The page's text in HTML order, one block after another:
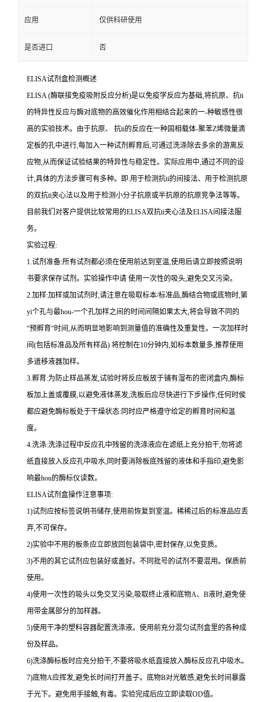
应用 仅供科研使用
是否进口 否
ELISA试剂盒检测概述
ELISA (酶联接免疫吸附反应分析)是以免疫学反应为基础,将抗原、 抗ti
的特异性反应与酶对底物的高效催化作用相结合起来的一-种敏感性很
高的实验技术。由于抗原、 抗ti的反应在一种固相载体-聚苯Z烯微量滴
定板的孔中进行,每加入一种试剂孵育后,可通过洗涤除去多余的游离反
应物,从而保证试验结果的特异性与稳定性。实际应用中,通过不同的设
计,具体的方法步骤可有多种。即:用于检测抗ti的间接法、用于检测抗原
的双抗ti夹心法以及用于检测小分子抗原或半抗原的抗原竞争法等等。
目前我们对客户提供比较常用的ELISA双抗ti夹心法及ELISA间接法服
务。
实验过程:
1.试剂准备:所有试剂都必须在使用前达到室温,使用后请立即按照说明
书要求保存试剂。实验操作中请 使用一次性的吸头,避免交叉污染。
2.加样:加样或加试剂时,请注意在吸取标本/标准品,酶结合物或底物时,第
yi个孔与最hou-一个孔加样之间的时间间隔如果太大,将会导致不同的
“预孵育“时间 ,从而明显地影响到测量值的准确性及重复性。 一次加样时
间 (包括标准品及所有样品) 将控制在10分钟内,如标本数量多,推荐使用
多道移液器加样。
3.孵育:为防止样品蒸发,试验时将反应板放于铺有湿布的密闭盒内,酶标
板加上盖或覆膜,以避免液体蒸发;洗板后应尽快进行下步操作,任何时侯
都应避免酶标板处于干燥状态: 同时应严格遵守给定的孵育时间和温
度。
4.洗涤:洗涤过程中反应孔中残留的洗涤液应在滤纸上充分拍干,勿将滤
纸直接放入反应孔中吸水,同时要消除板底残留的液体和手指印,避免影
响最hou的酶标仪读数。
ELISA试剂盒操作注意事项:
1)试剂应按标签说明书储存,使用前恢复到室温。稀稀过后的标准品应丢
弃,不可保存。
2)实验中不用的板条应立即放回包装袋中,密封保存,以免变质。
3)不用的其它试剂应包装好或盖好。不同批号的试剂不要混用。保质前
使用。
4)使用一次性的吸头以免交叉污染,吸取终止液和底物A、 B液时,避免使
用带金属部分的加样器。
5)使用干净的塑料容器配置洗涤液。使用前充分混匀试剂盒里的各种成
份及样品。
6)洗涤酶标板时应充分拍干,不要将吸水纸直接放入酶标反应孔中吸水。
7)底物A应挥发,避免长时间打开盖子。底物B对光敏感,避免长时间暴露
于光下。避免用手接触,有毒。实验完成后应立即读取OD值。